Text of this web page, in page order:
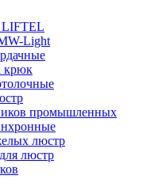
Light
крюк
промышленных
люстр
люстр